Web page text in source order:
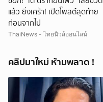
แล้ว ยิ่งเศร้า! เปิดโพสต์สุดท้าย
ก่อนจากไป
ThaiNews - ไทยนิวส์ออนไลน์
คลิปมาใหม่ ห้ามพลาด !